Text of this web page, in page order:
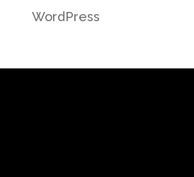
WordPress